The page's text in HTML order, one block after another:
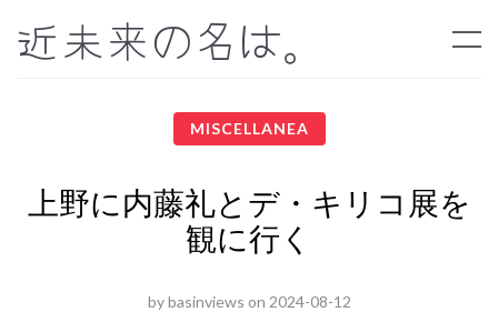
近未来の名は。
MISCELLANEA
上野に内藤礼とデ・キリコ展を
観に行く
bybasinviews on 2024-08-12